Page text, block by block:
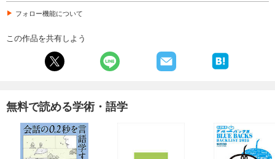
フォロー機能について
この作品を共有しよう
無料で読める学術・語学